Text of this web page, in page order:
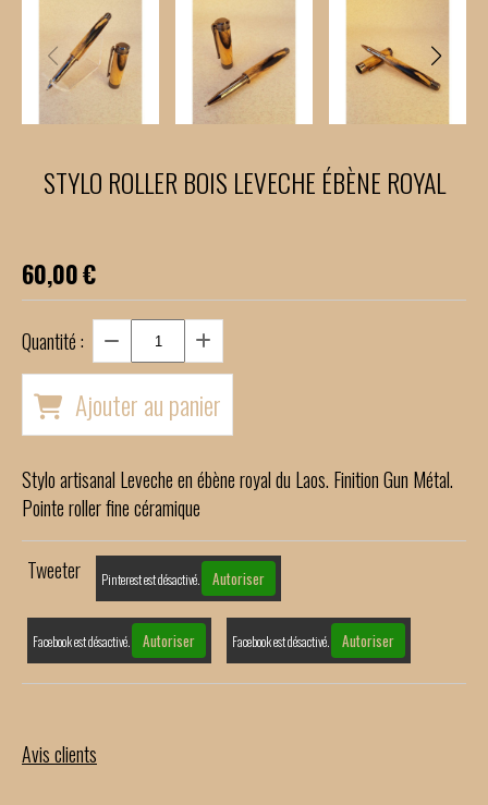
STYLO ROLLER BOIS LEVECHE ÉBÈNE ROYAL
60,00€
Quantité :
Ajouter au panier
Stylo artisanal Leveche en ébène royal du Laos. Finition Gun Métal.
Pointe roller fine céramique
Tweeter Pinterest est désactivé. Autoriser
Facebook est désactivé. Autoriser Facebook est désactivé. Autoriser
Avis clients